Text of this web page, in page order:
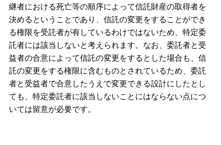
継者における死亡等の順序によって信託財産の取得者を
決めるということであり、信託の変更をすることができ
る権限を受託者が有しているわけではないため、特定委
託者には該当しないと考えられます。なお、委託者と受
益者の合意によって信託の変更をするとした場合も、信
託の変更をする権限に含むものとされているため、委託
者と受益者で合意したうえで変更できる設計にしたとし
ても、特定委託者に該当しないことにはならない点につ
いては留意が必要です。